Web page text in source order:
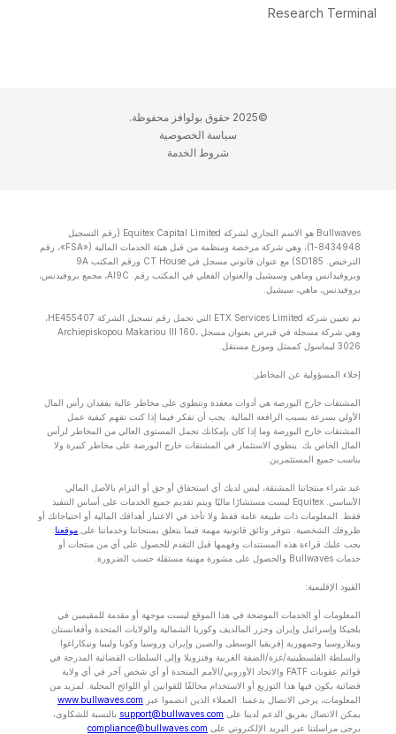
Research Terminal
©2025 حقوق بولوافز محفوظة.
سياسة الخصوصية
شروط الخدمة
Bullwaves هو الاسم التجاري لشركة Equitex Capital Limited (رقم التسجيل
8434948-1)، وهي شركة مرخصة ومنظمة من قبل هيئة الخدمات المالية («FSA»، رقم
الترخيص. SD185) مع عنوان قانوني مسجل في CT House ورقم المكتب 9A
وبروفيدانس وماهي وسيشيل والعنوان الفعلي في المكتب رقم. Al9C، مجمع بروفيدنس،
بروفيدنس، ماهي، سيشيل.
تم تعيين شركة ETX Services Limited التي تحمل رقم تسجيل الشركة HE455407،
وهي شركة مسجلة في قبرص بعنوان مسجل Archiepiskopou Makariou lll 160،
3026 ليماسول كممثل وموزع مستقل.
إخلاء المسؤولية عن المخاطر:
المشتقات خارج البورصة هي أدوات معقدة وتنطوي على مخاطر عالية بفقدان رأس المال
الأولي بسرعة بسبب الرافعة المالية. يجب أن تفكر فيما إذا كنت تفهم كيفية عمل
المشتقات خارج البورصة وما إذا كان بإمكانك تحمل المستوى العالي من المخاطر لرأس
المال الخاص بك. ينطوي الاستثمار في المشتقات خارج البورصة على مخاطر كبيرة ولا
يناسب جميع المستثمرين.
عند شراء منتجاتنا المشتقة، ليس لديك أي استحقاق أو حق أو التزام بالأصل المالي
الأساسي. Equitex ليست مستشارًا ماليًا ويتم تقديم جميع الخدمات على أساس التنفيذ
فقط. المعلومات ذات طبيعة عامة فقط ولا تأخذ في الاعتبار أهدافك المالية أو احتياجاتك أو
ظروفك الشخصية. تتوفر وثائق قانونية مهمة فيما يتعلق بمنتجاتنا وخدماتنا على موقعنا
يجب عليك قراءة هذه المستندات وفهمها قبل التقدم للحصول على أي من منتجات أو
خدمات Bullwaves والحصول على مشورة مهنية مستقلة حسب الضرورة.
القيود الإقليمية:
المعلومات أو الخدمات الموضحة في هذا الموقع ليست موجهة أو مقدمة للمقيمين في
بلجيكا وإسرائيل وإيران وجزر المالديف وكوريا الشمالية والولايات المتحدة وأفغانستان
وبيلاروسيا وجمهورية إفريقيا الوسطى والصين وإيران وروسيا وكوبا وليبيا ونيكاراغوا
والسلطة الفلسطينية/غزة/الضفة الغربية وفنزويلا وإلى السلطات القضائية المدرجة في
قوائم عقوبات FATF والاتحاد الأوروبي/الأمم المتحدة أو أي شخص آخر في أي ولاية
قضائية يكون فيها هذا التوزيع أو الاستخدام مخالفًا للقوانين أو اللوائح المحلية. لمزيد من
المعلومات، يرجى الاتصال بدعمنا. العملاء الذين انضموا عبر www.bullwaves.com
يمكن الاتصال بفريق الدعم لدينا على support@bullwaves.com .بالنسبة للشكاوى،
يرجى مراسلتنا عبر البريد الإلكتروني على compliance@bullwaves.com